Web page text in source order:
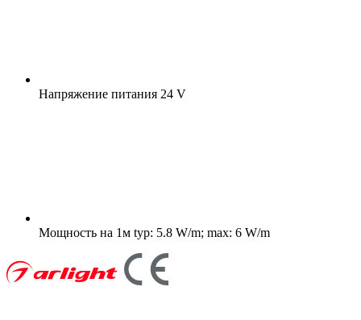
Напряжение питания 24 V
Мощность на 1м typ: 5.8 W/m; max: 6 W/m